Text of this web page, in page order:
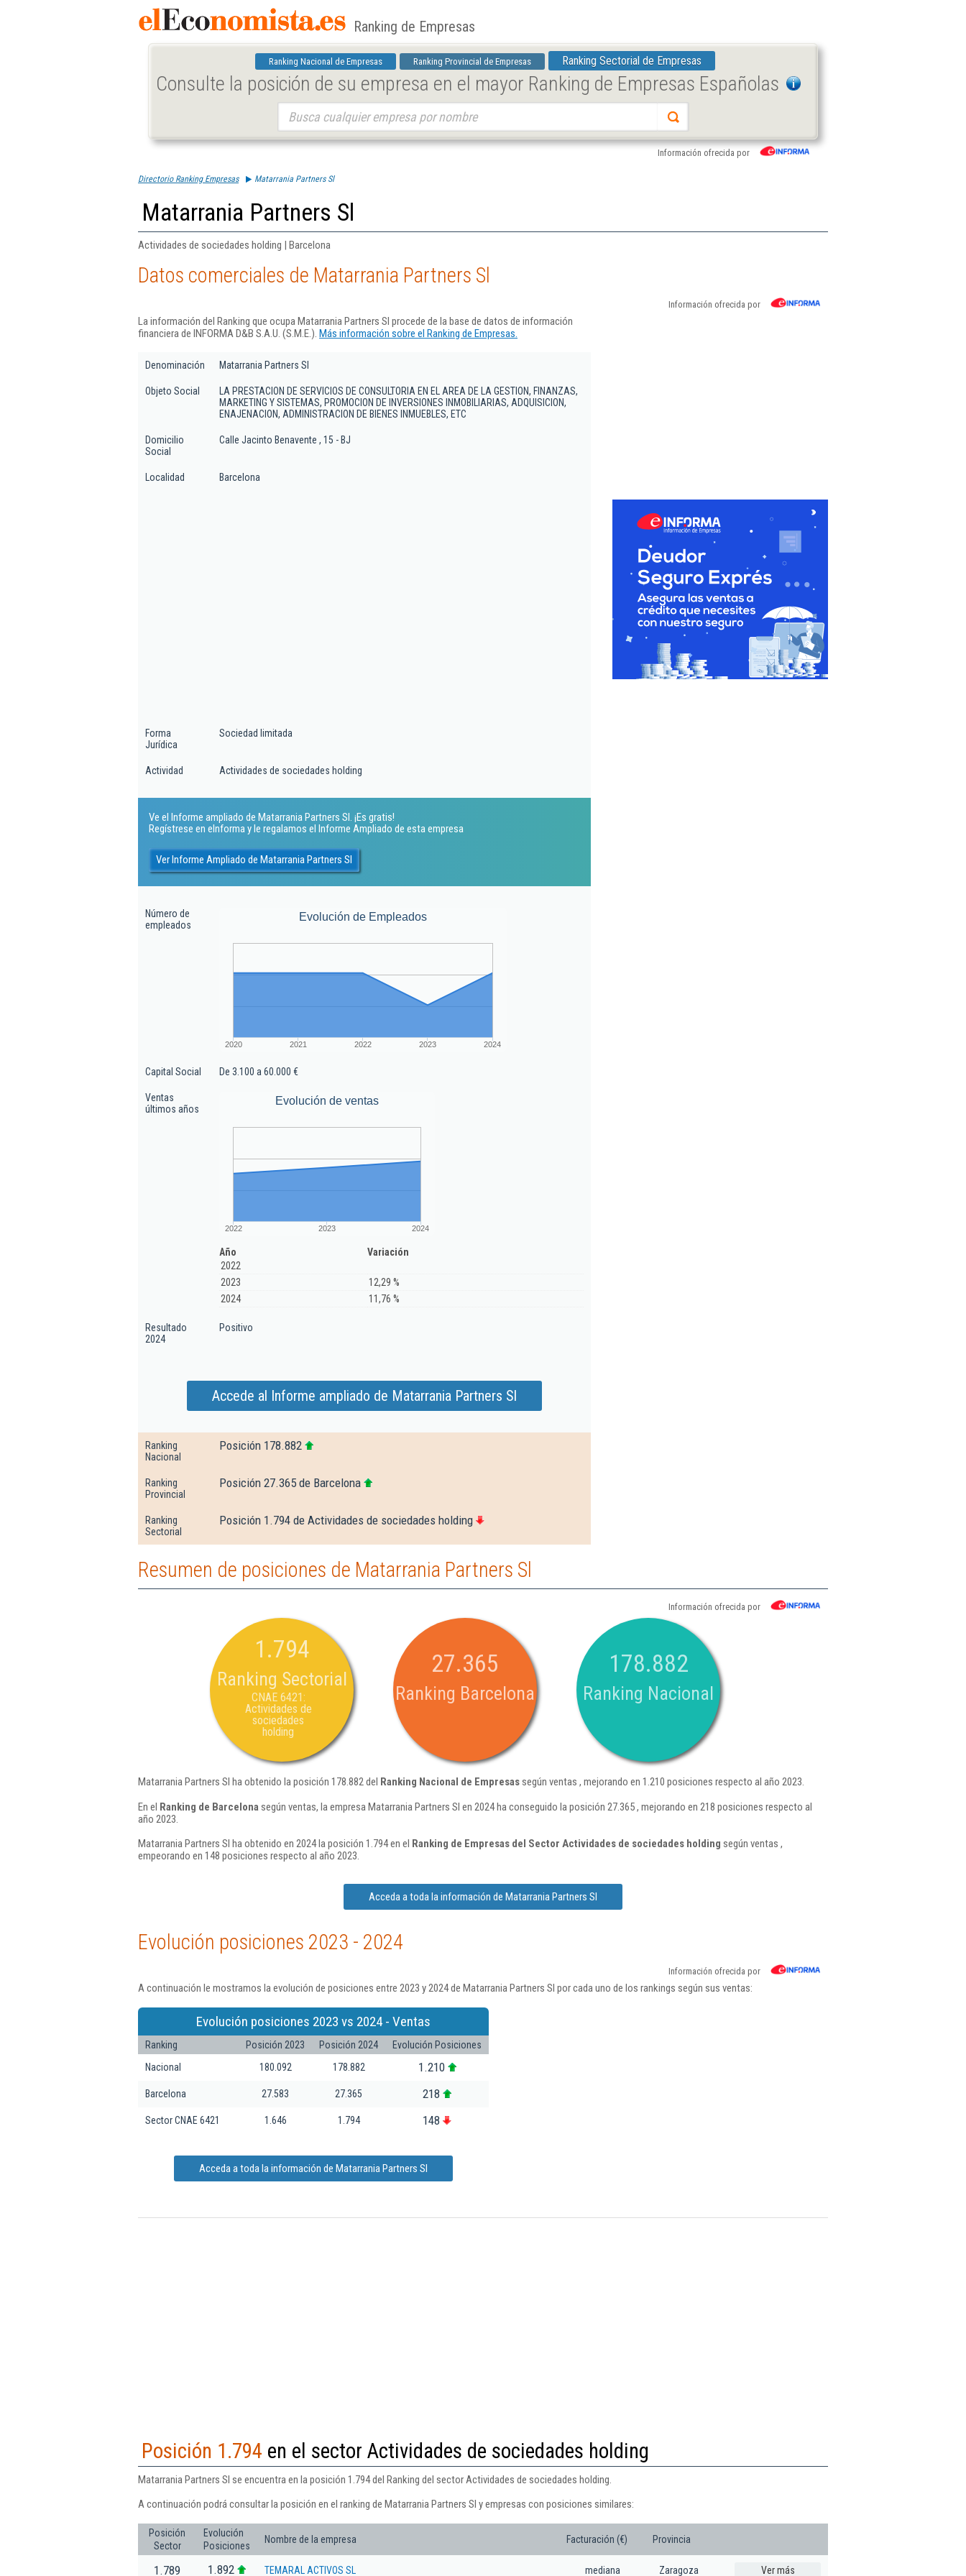
Ranking de Empresas
Ranking Nacional de Empresas Ranking Provincial de Empresas Ranking Sectorial de Empresas
Consulte la posición de su empresa en el mayor Ranking de Empresas Españolas
Información ofrecida por
Directorio Ranking Empresas Matarrania Partners Sl
Matarrania Partners Sl
Actividades de sociedades holding | Barcelona
Datos comerciales de Matarrania Partners Sl
Información ofrecida por
La información del Ranking que ocupa Matarrania Partners Sl procede de la base de datos de información
financiera de INFORMA D&B S.A.U. (S.M.E.). Más información sobre el Ranking de Empresas.
Denominación Matarrania Partners Sl
Objeto Social
LA PRESTACION DE SERVICIOS DE CONSULTORIA EN EL AREA DE LA GESTION, FINANZAS,
MARKETING Y SISTEMAS, PROMOCION DE INVERSIONES INMOBILIARIAS, ADQUISICION,
ENAJENACION, ADMINISTRACION DE BIENES INMUEBLES, ETC
Domicilio
Social
Calle Jacinto Benavente , 15 - BJ
Localidad Barcelona
Forma
Jurídica
Sociedad limitada
Actividad Actividades de sociedades holding
Ve el Informe ampliado de Matarrania Partners Sl. ¡Es gratis!
Regístrese en eInforma y le regalamos el Informe Ampliado de esta empresa
Ver Informe Ampliado de Matarrania Partners Sl
Número de
empleados
Evolución de Empleados
2020 2021 2022 2023 2024
Capital Social De 3.100 a 60.000 €
Ventas
últimos años
Evolución de ventas
2022 2023 2024
Año
Variación
2022
2023
12,29 %
2024
11,76 %
Resultado
2024
Positivo
Accede al Informe ampliado de Matarrania Partners Sl
Ranking
Nacional
Posición 178.882
Ranking
Provincial
Posición 27.365 de Barcelona
Ranking
Sectorial
Posición 1.794 de Actividades de sociedades holding
Resumen de posiciones de Matarrania Partners Sl
Información ofrecida por
1.794
Ranking Sectorial
CNAE 6421:
Actividades de
sociedades
holding
27.365
Ranking Barcelona
178.882
Ranking Nacional
Matarrania Partners Sl ha obtenido la posición 178.882 del Ranking Nacional de Empresassegún ventas , mejorando en 1.210 posiciones respecto al año 2023.
En el Ranking de Barcelona según ventas, la empresa Matarrania Partners Sl en 2024 ha conseguido la posición 27.365 , mejorando en 218 posiciones respecto al
año 2023.
Matarrania Partners Sl ha obtenido en 2024 la posición 1.794 en el Ranking de Empresas del Sector Actividades de sociedades holding según ventas ,
empeorando en 148 posiciones respecto al año 2023.
Acceda a toda la información de Matarrania Partners Sl
Evolución posiciones 2023 - 2024
Información ofrecida por
A continuación le mostramos la evolución de posiciones entre 2023 y 2024 de Matarrania Partners Sl por cada uno de los rankings según sus ventas:
Evolución posiciones 2023 vs 2024 - Ventas
Ranking Posición 2023 Posición 2024
Evolución Posiciones
Nacional
180.092 178.882 1.210
Barcelona 27.583 27.365 218
Sector CNAE 6421 1.646 1.794 148
Acceda a toda la información de Matarrania Partners Sl
Posición 1.794 en el sector Actividades de sociedades holding
Matarrania Partners Sl se encuentra en la posición 1.794 del Ranking del sector Actividades de sociedades holding.
A continuación podrá consultar la posición en el ranking de Matarrania Partners Sl y empresas con posiciones similares:
Posición
Sector
Evolución
Posiciones
Nombre de la empresa Facturación (€) Provincia
1.789 1.892 TEMARAL ACTIVOS SL mediana Zaragoza Ver más